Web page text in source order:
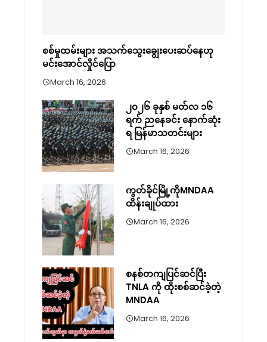
စစ်မှုထမ်းများ အသက်သွေးချွေးပေးဆပ်နေဟု
မင်းအောင်လှိုင်ပြော
March 16, 2026
၂၀၂၆ ခုနှစ် မတ်လ ၁၆
ရက် ညနေခင်း နောက်ဆုံး
ရ မြန်မာသတင်းများ
March 16, 2026
ကွတ်ခိုင်မြို့ကိုMNDAA
ထိန်းချုပ်ထား
March 16, 2026
စနစ်တကျပြင်ဆင်ပြီး
TNLA ကို ထိုးစစ်ဆင်ခဲ့တဲ့
MNDAA
March 16, 2026